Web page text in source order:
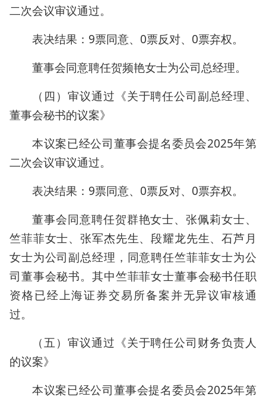
二次会议审议通过。
表决结果：9票同意、0票反对、0票弃权。
董事会同意聘任贺频艳女士为公司总经理。
（四）审议通过《关于聘任公司副总经理、
董事会秘书的议案》
本议案已经公司董事会提名委员会2025年第
二次会议审议通过。
表决结果：9票同意、0票反对、0票弃权。
董事会同意聘任贺群艳女士、张佩莉女士、
竺菲菲女士、张军杰先生、段耀龙先生、石芦月
女士为公司副总经理，同意聘任竺菲菲女士为公
司董事会秘书。其中竺菲菲女士董事会秘书任职
资格已经上海证券交易所备案并无异议审核通
过。
（五）审议通过《关于聘任公司财务负责人
的议案》
本议案已经公司董事会提名委员会2025年第